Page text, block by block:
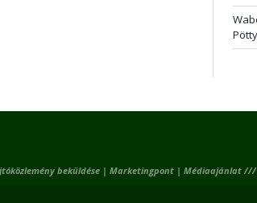
beküldése | Marketingpont | Médiaajánlat ///